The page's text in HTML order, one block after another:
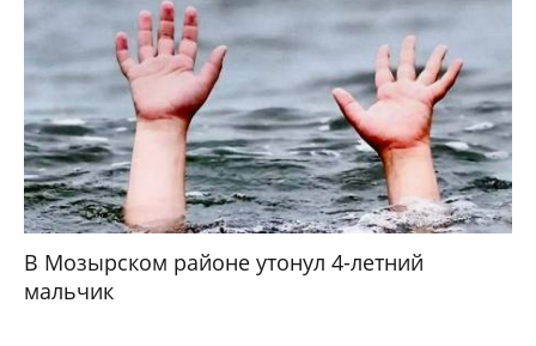
В Мозырском районе утонул 4-летний
мальчик